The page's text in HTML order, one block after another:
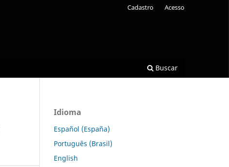
Buscar
Cadastro Acesso
Idioma
Español (España)
Português (Brasil)
English